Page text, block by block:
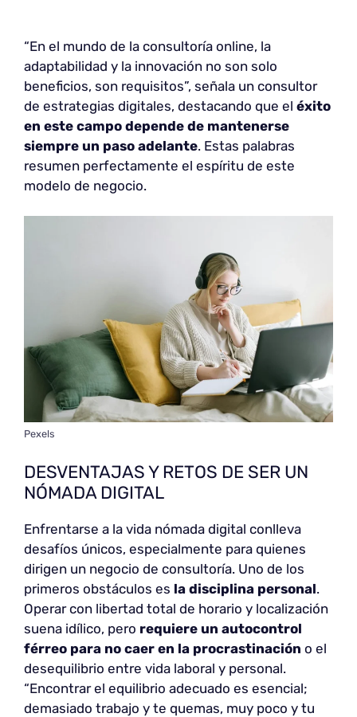
“En el mundo de la consultoría online, la
adaptabilidad y la innovación no son solo
beneficios, son requisitos”, señala un consultor
de estrategias digitales, destacando que el éxito
en este campo depende de mantenerse
siempre un paso adelante. Estas palabras
resumen perfectamente el espíritu de este
modelo de negocio.
Pexels
DESVENTAJAS Y RETOS DE SER UN
NÓMADA DIGITAL
Enfrentarse a la vida nómada digital conlleva
desafíos únicos, especialmente para quienes
dirigen un negocio de consultoría. Uno de los
primeros obstáculos es la disciplina personal.
Operar con libertad total de horario y localización
suena idílico, pero requiere un autocontrol
férreo para no caer en la procrastinación o el
desequilibrio entre vida laboral y personal.
“Encontrar el equilibrio adecuado es esencial;
demasiado trabajo y te quemas, muy poco y tu